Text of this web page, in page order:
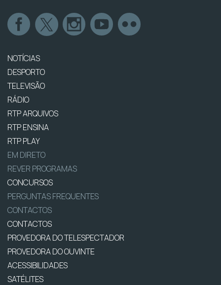
NOTÍCIAS
DESPORTO
TELEVISÃO
RÁDIO
RTP ARQUIVOS
RTP ENSINA
RTP PLAY
EM DIRETO
REVER PROGRAMAS
CONCURSOS
PERGUNTAS FREQUENTES
CONTACTOS
CONTACTOS
PROVEDORA DO TELESPECTADOR
PROVEDORA DO OUVINTE
ACESSIBILIDADES
SATÉLITES